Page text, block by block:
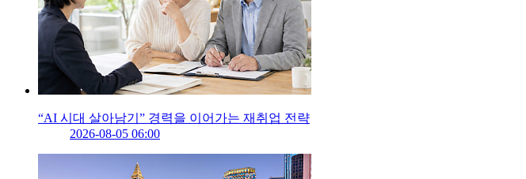
“AI 시대 살아남기” 경력을 이어가는 재취업 전략
2026-08-05 06:00